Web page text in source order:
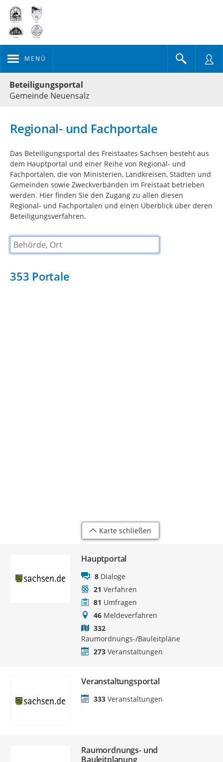
MENÜ
Beteiligungsportal
Gemeinde Neuensalz
Regional- und Fachportale
Das Beteiligungsportal des Freistaates Sachsen besteht aus
dem Hauptportal und einer Reihe von Regional- und
Fachportalen, die von Ministerien, Landkreisen, Städten und
Gemeinden sowie Zweckverbänden im Freistaat betrieben
werden. Hier finden Sie den Zugang zu allen diesen
Regional- und Fachportalen und einen Überblick über deren
Beteiligungsverfahren.
Behörde, Ort
353 Portale
Karte schließen
Hauptportal
8 Dialoge
21 Verfahren
81 Umfragen
46 Meldeverfahren
332
Raumordnungs-/Bauleitpläne
273 Veranstaltungen
Veranstaltungsportal
333 Veranstaltungen
Raumordnungs- und
Bauleitplanung